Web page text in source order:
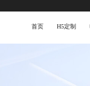
首页 H5定制